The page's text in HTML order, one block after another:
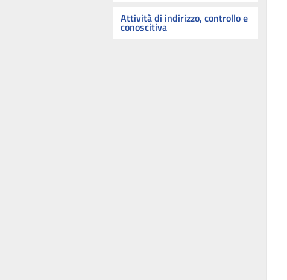
Attività di indirizzo, controllo e
conoscitiva